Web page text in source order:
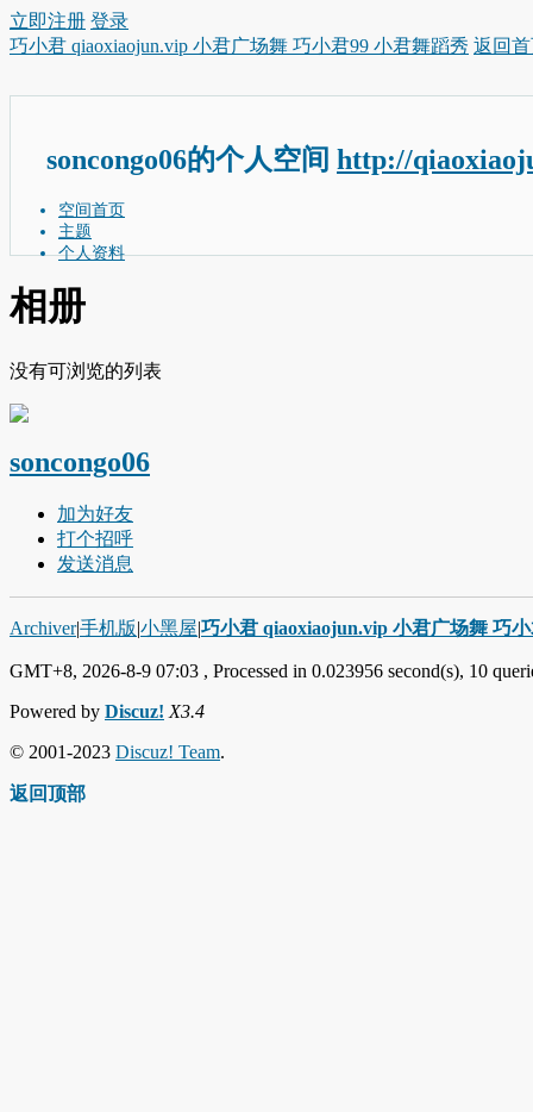
立即注册 登录
巧小君 qiaoxiaojun.vip 小君广场舞 巧小君99 小君舞蹈秀 返回
soncongo06的个人空间 http://
空间首页
主题
个人资料
相册
没有可浏览的列表
soncongo06
加为好友
打个招呼
发送消息
Archiver|手机版|小黑屋|巧小君 qiaoxiaojun.vip 小君广场舞 巧
GMT+8, 2026-8-9 07:03 , Processed in 0.023956 second(s), 10
Powered by Discuz! X3.4
© 2001-2023 Discuz! Team.
返回顶部